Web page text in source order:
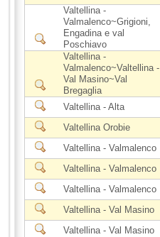
Valtellina -
Valmalenco~Grigioni,
Engadina e val
Poschiavo
Valtellina -
Valmalenco~Valtellina -
Val Masino~Val
Bregaglia
Valtellina - Alta
Valtellina Orobie
Valtellina - Valmalenco
Valtellina - Valmalenco
Valtellina - Valmalenco
Valtellina - Val Masino
Valtellina - Val Masino